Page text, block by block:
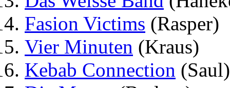
Fasion Victims (Rasper)
Vier Minuten (Kraus)
Kebab Connection (Saul)